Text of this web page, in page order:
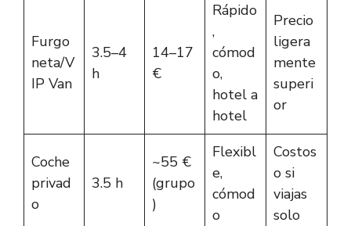
Furgo
neta/V
IP Van
3.5–4
h
14–17
€
Rápido
,
cómod
o,
hotel a
hotel
Precio
ligera
mente
superi
or
Coche
privad
o
3.5 h
~55 €
(grupo
)
Flexibl
e,
cómod
o
Costos
o si
viajas
solo